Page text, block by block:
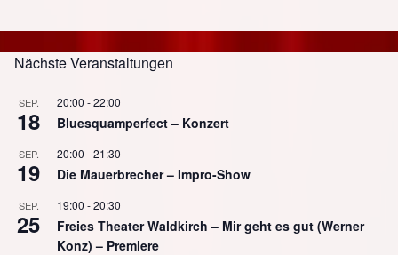
Nächste Veranstaltungen
SEP.
18
20:00 -22:00
Bluesquamperfect – Konzert
SEP.
19
20:00 -21:30
Die Mauerbrecher – Impro-Show
SEP.
25
19:00 -20:30
Freies Theater Waldkirch – Mir geht es gut (Werner
Konz) – Premiere